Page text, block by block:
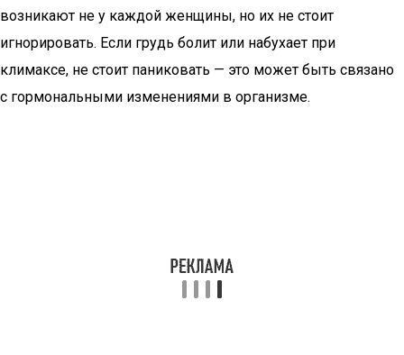
возникают не у каждой женщины, но их не стоит
игнорировать. Если грудь болит или набухает при
климаксе, не стоит паниковать — это может быть связано
с гормональными изменениями в организме.